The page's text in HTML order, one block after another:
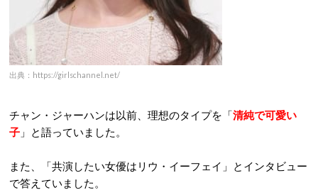
出典：https://girlschannel.net/
チャン・ジャーハンは以前、理想のタイプを「清純で可愛い
子 」と語っていました。
また、「共演したい女優はリウ・イーフェイ」とインタビュー
で答えていました。